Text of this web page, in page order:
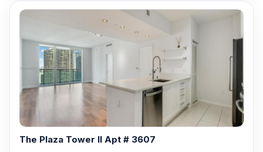
The Plaza Tower II Apt # 3607